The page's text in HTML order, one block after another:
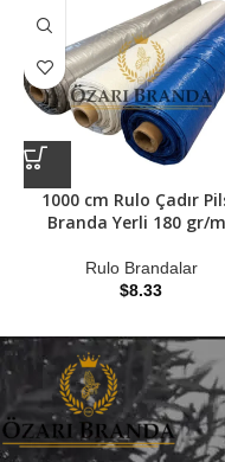
1000 cm Rulo Çadır
Branda Yerli 180 gr/
Rulo Brandalar
$8.33